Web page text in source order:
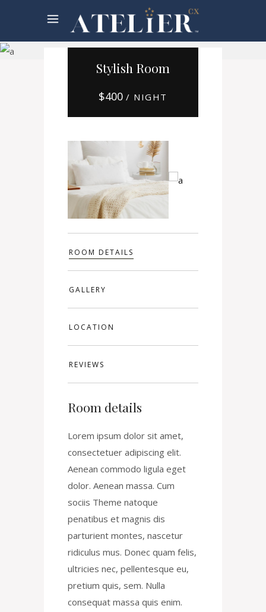
Booking
Stylish Room
$400 / NIGHT
ROOM DETAILS
GALLERY
LOCATION
REVIEWS
Room details
Lorem ipsum dolor sit amet,
consectetuer adipiscing elit.
Aenean commodo ligula eget
dolor. Aenean massa. Cum
sociis Theme natoque
penatibus et magnis dis
parturient montes, nascetur
ridiculus mus. Donec quam felis,
ultricies nec, pellentesque eu,
pretium quis, sem. Nulla
consequat massa quis enim.